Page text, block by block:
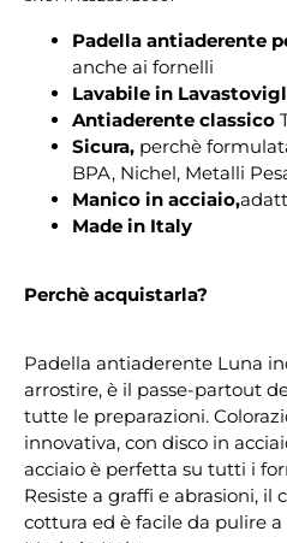
Padella antiaderente
anche ai fornelli
Lavabile in
Antiaderente classico
Sicura, perchè
BPA, Nichel, Metalli
Manico in acciaio,
Made in Italy
Perchè acquistarla?
Padella antiaderente Luna
arrostire, è il passe-partout
tutte le preparazioni.
innovativa, con disco in
acciaio è perfetta su tutti i
Resiste a graffi e abrasioni, il
cottura ed è facile da pulire